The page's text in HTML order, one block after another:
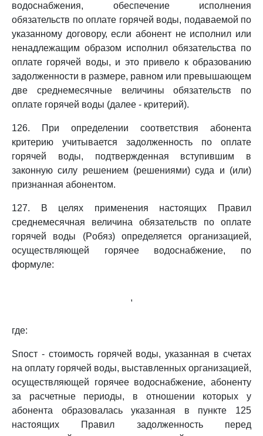
водоснабжения, обеспечение исполнения
обязательств по оплате горячей воды, подаваемой по
указанному договору, если абонент не исполнил или
ненадлежащим образом исполнил обязательства по
оплате горячей воды, и это привело к образованию
задолженности в размере, равном или превышающем
две среднемесячные величины обязательств по
оплате горячей воды (далее - критерий).
126. При определении соответствия абонента
критерию учитывается задолженность по оплате
горячей воды, подтвержденная вступившим в
законную силу решением (решениями) суда и (или)
признанная абонентом.
127. В целях применения настоящих Правил
среднемесячная величина обязательств по оплате
горячей воды (Pобяз) определяется организацией,
осуществляющей горячее водоснабжение, по
формуле:
,
где:
Sпост - стоимость горячей воды, указанная в счетах
на оплату горячей воды, выставленных организацией,
осуществляющей горячее водоснабжение, абоненту
за расчетные периоды, в отношении которых у
абонента образовалась указанная в пункте 125
настоящих Правил задолженность перед